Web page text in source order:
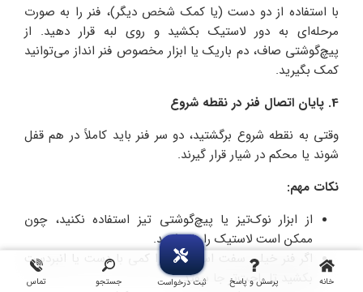
خانه پرسش و پاسخ ثبت درخواست جستجو تماس
با استفاده از دو دست (یا کمک شخص دیگر)، فنر را به‌ صورت
مرحله‌ای به دور لاستیک بکشید و روی لبه قرار دهید. از
پیچ‌گوشتی صاف، دم‌ باریک یا ابزار مخصوص فنر انداز می‌توانید
کمک بگیرید.
4. پایان اتصال فنر در نقطه شروع
وقتی به نقطه شروع برگشتید، دو سر فنر باید کاملاً در هم قفل
شوند یا محکم در شیار قرار گیرند.
نکات مهم:
از ابزار نوک‌تیز یا پیچ‌گوشتی تیز استفاده نکنید، چون
ممکن است لاستیک را پاره کنید.
اگر فنر خیلی سفت است، آن را کمی با دست یا انبردست
بکشید تا راحت‌تر جا بیفتد.